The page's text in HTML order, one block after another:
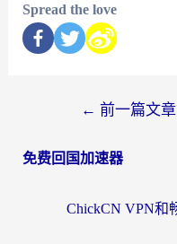
Spread the love
← 前一篇文章
免费回国加速器